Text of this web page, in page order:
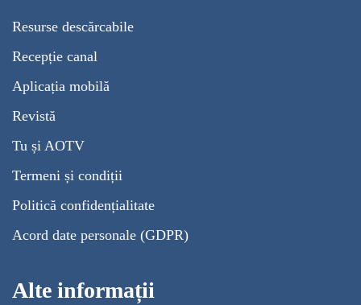
Resurse descărcabile
Recepție canal
Aplicația mobilă
Revistă
Tu și AOTV
Termeni și condiții
Politică confidențialitate
Acord date personale (GDPR)
Alte informații